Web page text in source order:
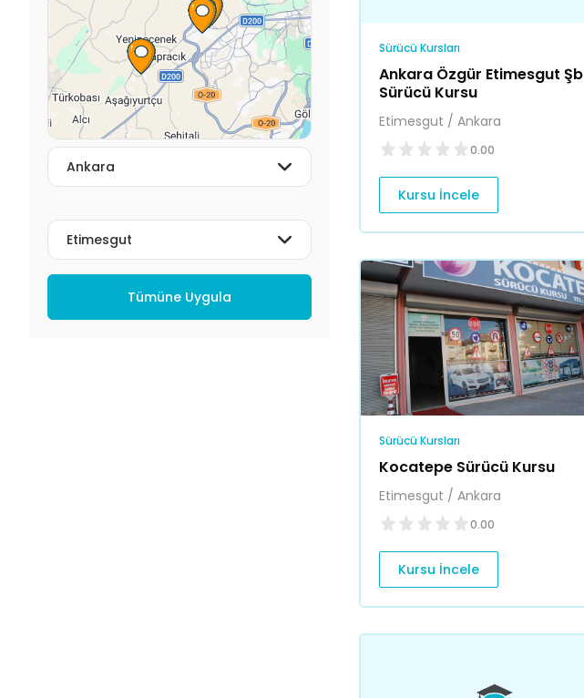
Tümüne Uygula
Sürücü Kursları
Ankara Özgür Etimesgut Şb
Sürücü Kursu
Etimesgut / Ankara
0.00
Kursu İncele
Sürücü Kursları
Kocatepe Sürücü Kursu
Etimesgut / Ankara
0.00
Kursu İncele